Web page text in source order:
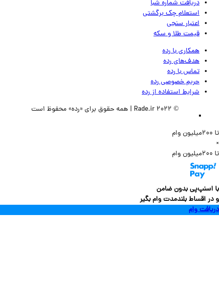
دریافت شماره شبا
استعلام چک برگشتی
اعتبار سنجی
قیمت طلا و سکه
همکاری با رده
هدف‌های رده
تماس‌ با‌ رده
حریم خصوصی رده
شرایط استفاده از رده
بدون ضامن
بلندمدت وام بگیر
وام